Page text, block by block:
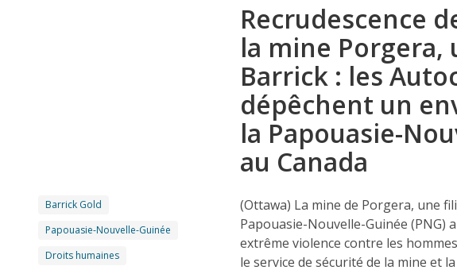
Recrudescence
la mine Porgera,
Barrick : les
dépêchent un
la Papouasie-
au Canada
Barrick Gold
Papouasie-Nouvelle-Guinée
Droits humaines
(Ottawa) La mine de Porgera, une
Papouasie-Nouvelle-Guinée (PNG)
extrême violence contre les
le service de sécurité de la mine et